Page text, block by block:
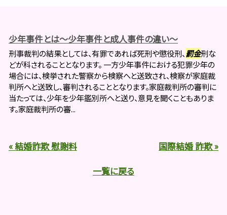
少年事件とは～少年事件と成人事件の違い～
刑事裁判の結果としては、有罪であれば死刑や懲役刑、 罰金刑な
どが科されることとなります。 一方少年事件における犯罪少年の
場合には、検挙された警察から検察へと送致され、検察が家庭裁
判所へと送致し、審判されることとなります。家庭裁判所の審判に
当たっては、少年を少年鑑別所へと送り、意見を聞くこともありま
す。家庭裁判所の審...
« 結婚詐欺 慰謝料
国際結婚 詐欺 »
一覧に戻る